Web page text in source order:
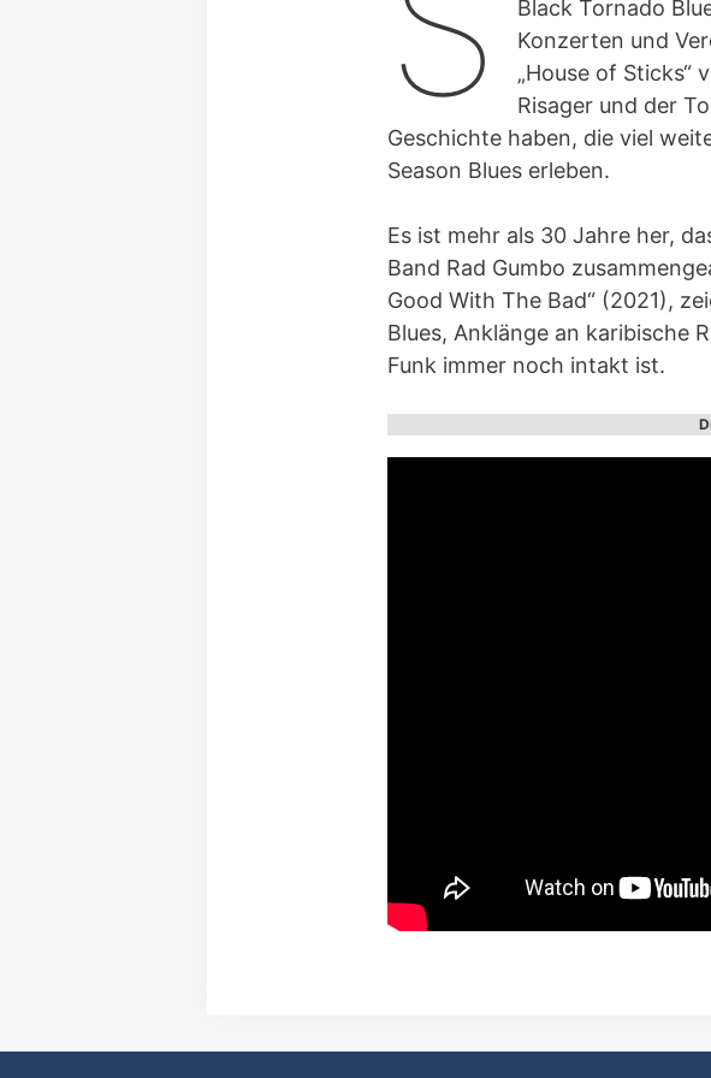
Black Tornado
Konzerten und
„House of Sticks“
Risager und der
Geschichte haben, die viel
Season Blues erleben.
Es ist mehr als 30 Jahre her,
Band Rad Gumbo
Good With The Bad“ (2021),
Blues, Anklänge an karibische
Funk immer noch intakt ist.